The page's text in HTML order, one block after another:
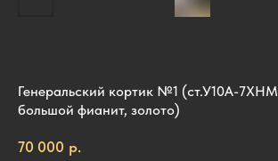
Генеральский кортик №1 (ст.У10А-
большой фианит, золото)
70 000 р.